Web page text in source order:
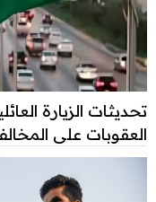
العقوبات على